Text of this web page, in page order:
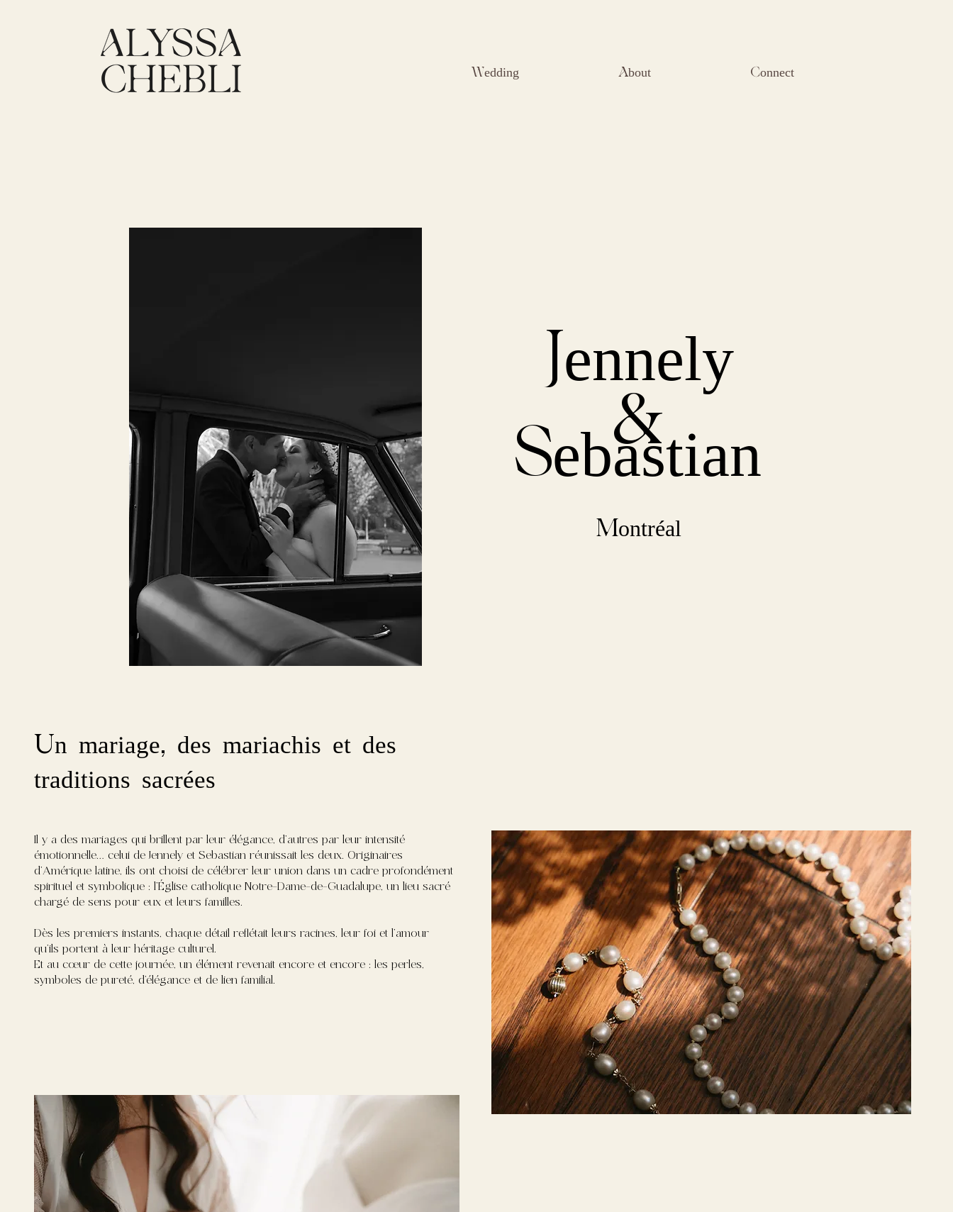
Wedding About Connect
Jennely
&
Sebastian
Montréal
Un mariage, des mariachis et des
traditions sacrées
Il y a des mariages qui brillent par leur élégance, d’autres par leur intensité
émotionnelle… celui de Jennely et Sebastian réunissait les deux. Originaires
d’Amérique latine, ils ont choisi de célébrer leur union dans un cadre profondément
spirituel et symbolique : l’Église catholique Notre-Dame-de-Guadalupe, un lieu sacré
chargé de sens pour eux et leurs familles.
Dès les premiers instants, chaque détail reflétait leurs racines, leur foi et l’amour
qu’ils portent à leur héritage culturel.
Et au cœur de cette journée, un élément revenait encore et encore : les perles,
symboles de pureté, d’élégance et de lien familial.